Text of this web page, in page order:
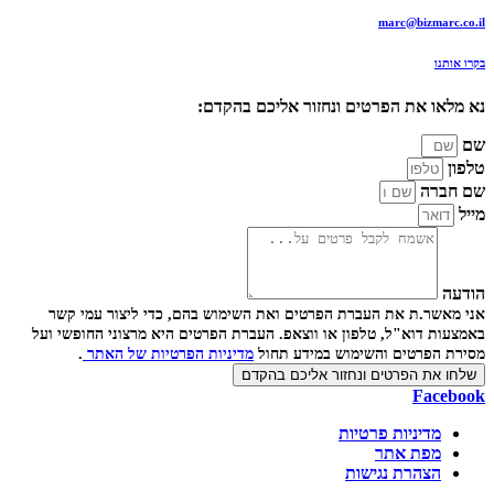
marc@bizmarc.co.il
בקרו אותנו
נא מלאו את הפרטים ונחזור אליכם בהקדם:
שם
טלפון
שם חברה
מייל
הודעה
אני מאשר.ת את העברת הפרטים ואת השימוש בהם, כדי ליצור עמי קשר
באמצעות דוא"ל, טלפון או ווצאפ. העברת הפרטים היא מרצוני החופשי ועל
מסירת הפרטים והשימוש במידע תחול מדיניות הפרטיות של האתר .
שלחו את הפרטים ונחזור אליכם בהקדם
Facebook
מדיניות פרטיות
מפת אתר
הצהרת נגישות